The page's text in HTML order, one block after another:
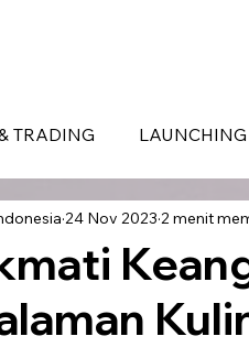
TRADING
BALI
24 Nov 2023 2 menit